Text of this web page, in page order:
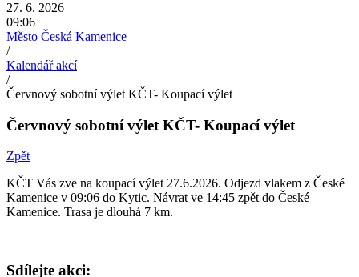
27. 6. 2026
09:06
Město Česká Kamenice
/
Kalendář akcí
/
Červnový sobotní výlet KČT- Koupací výlet
Červnový sobotní výlet KČT- Koupací výlet
Zpět
KČT Vás zve na koupací výlet 27.6.2026. Odjezd vlakem z České
Kamenice v 09:06 do Kytic. Návrat ve 14:45 zpět do České
Kamenice. Trasa je dlouhá 7 km.
Sdílejte akci: